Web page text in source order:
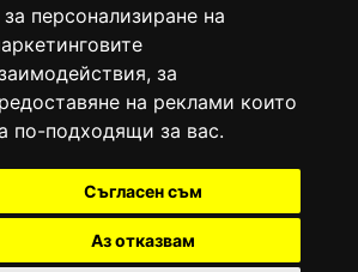
за персонализиране на
, за
на реклами които
по-подходящи за вас.
Съгласен съм
Аз отказвам
вестника е регистрирано в националния
издания (Българска национална
ISSN 1312-4722.
на марката: Вяра информационен
България, със свидетелство за марка